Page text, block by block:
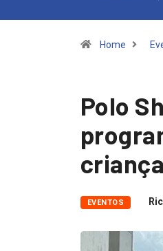
Home
Polo
EVENTOS